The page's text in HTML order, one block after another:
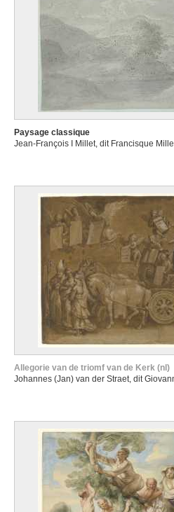
Paysage classique
Jean-François I Millet, dit Francisque
Allegorie van de triomf van de Kerk (nl)
Johannes (Jan) van der Straet, dit